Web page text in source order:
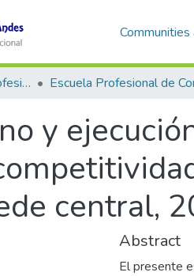
Licenciatura - Título Profesional
y
central,
Abstract
El presente